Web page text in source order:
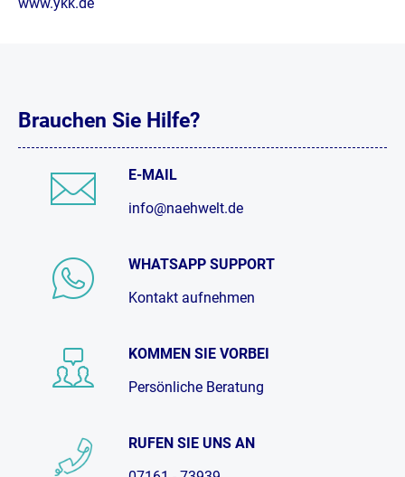
Brauchen Sie Hilfe?
E-MAIL
info@naehwelt.de
WHATSAPP SUPPORT
Kontakt aufnehmen
KOMMEN SIE VORBEI
Persönliche Beratung
RUFEN SIE UNS AN